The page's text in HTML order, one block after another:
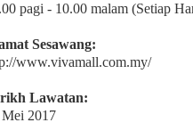
pagi - 10.00 malam (Setiap
Sesawang:
www.vivamall.com.my/
Lawatan:
2017